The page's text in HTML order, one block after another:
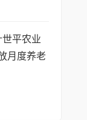
平农业
月度养老